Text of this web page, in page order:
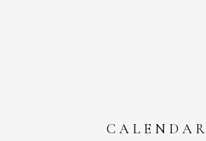
CALENDAR